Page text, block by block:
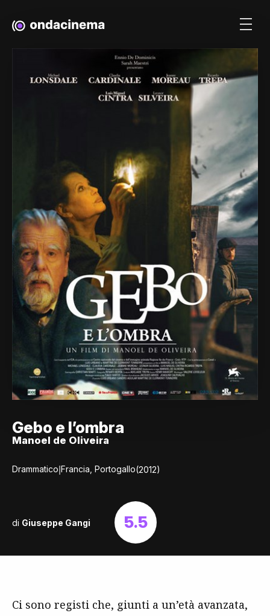
Gebo e l’ombra
Manoel de Oliveira
Drammatico|Francia, Portogallo(2012)
di Giuseppe Gangi 5.5
Ci sono registi che, giunti a un’età avanzata,